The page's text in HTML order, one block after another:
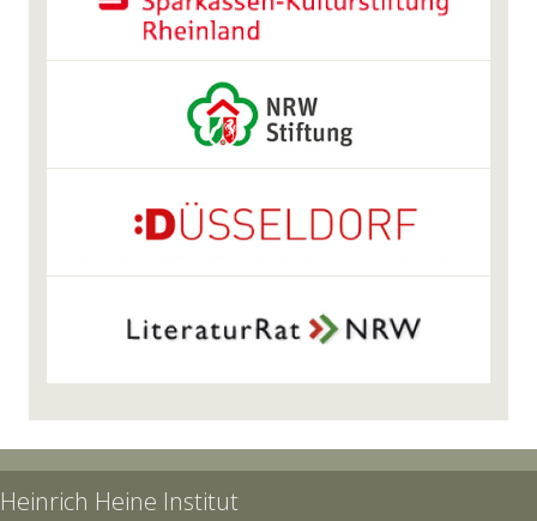
Heinrich Heine Institut